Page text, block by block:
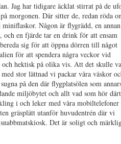
Jag har tidigare äcklat stirrat på de
morgonen. Där sitter de, redan röda
Någon är flygrädd, en
och en fjärde tar en drink för att ensam
sig för att öppna dörren till något
för att spendera några veckor vid
hektisk på olika vis. Att det skulle
stor lättnad vi packar våra väskor
på den där flygplatsölen som
miljöbytet och allt vad som hör
i och leker med våra
gräsplätt utanför huvudentrén där vi
Det är soligt och